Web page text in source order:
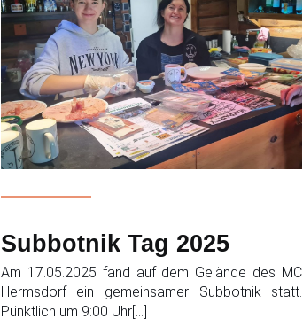
Subbotnik Tag 2025
Am 17.05.2025 fand auf dem Gelände des MC
Hermsdorf ein gemeinsamer Subbotnik statt.
Pünktlich um 9:00 Uhr[…]